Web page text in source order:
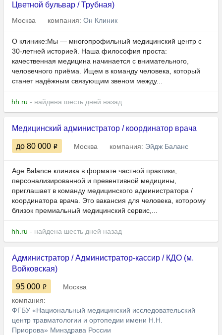
Цветной бульвар / Трубная)
Москва компания: Он Клиник
О клинике:Мы — многопрофильный медицинский центр с
30-летней историей. Наша философия проста:
качественная медицина начинается с внимательного,
человечного приёма. Ищем в команду человека, который
станет надёжным связующим звеном между...
hh.ru - найдена шесть дней назад
Медицинский администратор / координатор врача
до 80 000 Москва компания: Эйдж Баланс
Age Balance клиника в формате частной практики,
персонализированной и превентивной медицины,
приглашает в команду медицинского администратора /
координатора врача. Это вакансия для человека, которому
близок премиальный медицинский сервис,...
hh.ru - найдена шесть дней назад
Администратор / Администратор-кассир / КДО (м.
Войковская)
95 000
Москва
компания:
ФГБУ «Национальный медицинский исследовательский
центр травматологии и ортопедии имени Н.Н.
Приорова» Минздрава России